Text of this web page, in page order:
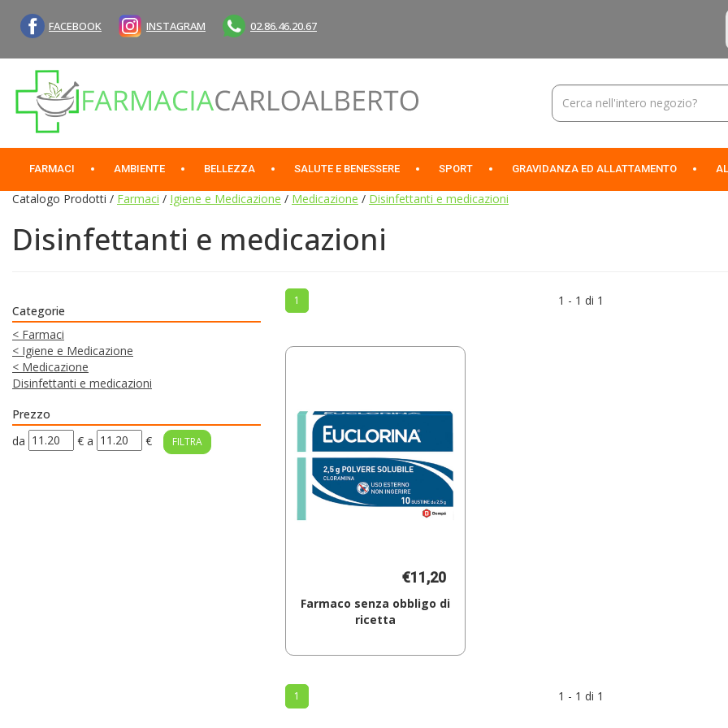
contenuto
principale
FACEBOOK INSTAGRAM 02.86.46.20.67
Farmacia
Carlo
Alberto
Cerca
Prodotto
FARMACI AMBIENTE BELLEZZA SALUTE E BENESSERE SPORT GRAVIDANZA ED ALLATTAMENTO
Catalogo Prodotti / Farmaci / Igiene e Medicazione / Medicazione / Disinfettanti e medicazioni
Disinfettanti e medicazioni
Categorie
< Farmaci
< Igiene e Medicazione
< Medicazione
Disinfettanti e medicazioni
Prezzo
filtra
da € filtra
a €
1 1 - 1 di 1
€11,20
Farmaco senza obbligo di
ricetta
SOL
1 1 - 1 di 1